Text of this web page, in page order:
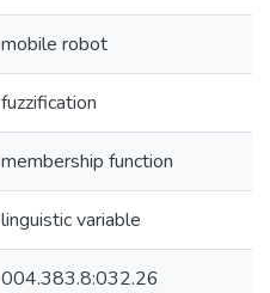
mobile robot
fuzzification
membership function
linguistic variable
004.383.8:032.26